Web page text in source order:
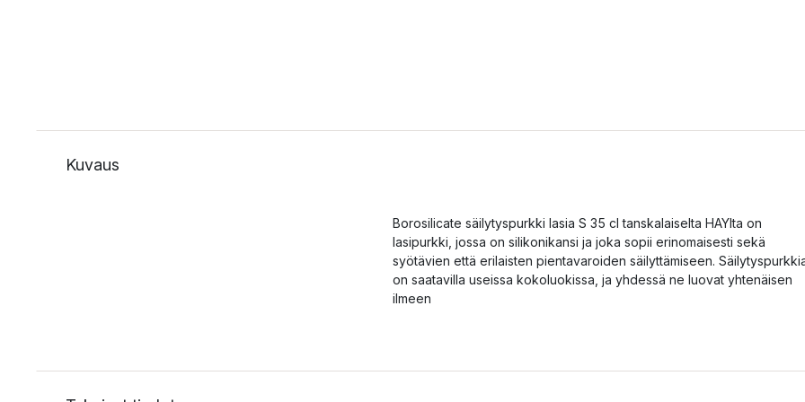
Kuvaus
Borosilicate säilytyspurkki lasia S 35 cl tanskalaiselta HAYlta on
lasipurkki, jossa on silikonikansi ja joka sopii erinomaisesti sekä
syötävien että erilaisten pientavaroiden säilyttämiseen.
on saatavilla useissa kokoluokissa, ja yhdessä ne luovat yhtenäisen
ilmeen